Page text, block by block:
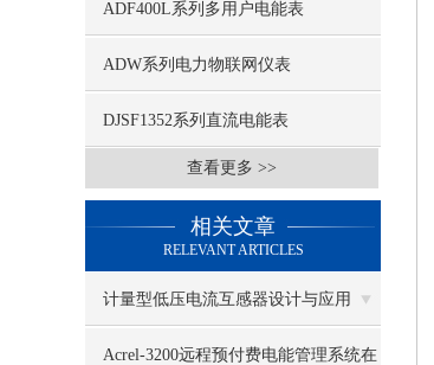
ADF400L系列多用户电能表
ADW系列电力物联网仪表
DJSF1352系列直流电能表
查看更多 >>
相关文章
RELEVANT ARTICLES
计量型低压电流互感器设计与应用
Acrel-3200远程预付费电能管理系统在